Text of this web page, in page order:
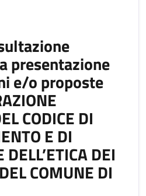
presentazione
e/o proposte
CODICE DI
E DI
DEI
COMUNE DI